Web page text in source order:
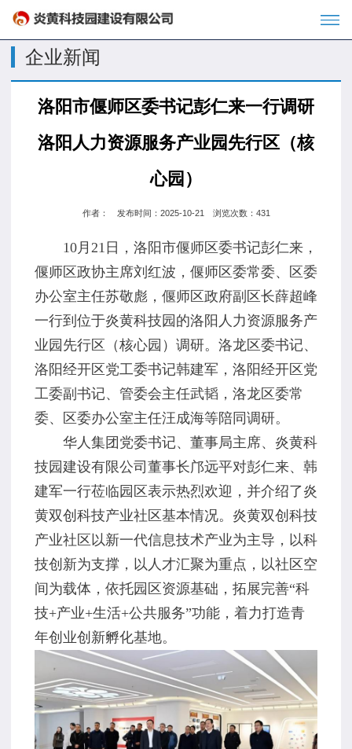
企业新闻
洛阳市偃师区委书记彭仁来一行调研
洛阳人力资源服务产业园先行区（核
心园）
作者： 发布时间：2025-10-21 浏览次数：431
10月21日，洛阳市偃师区委书记彭仁来，
偃师区政协主席刘红波，偃师区委常委、区委
办公室主任苏敬彪，偃师区政府副区长薛超峰
一行到位于炎黄科技园的洛阳人力资源服务产
业园先行区（核心园）调研。洛龙区委书记、
洛阳经开区党工委书记韩建军，洛阳经开区党
工委副书记、管委会主任武韬，洛龙区委常
委、区委办公室主任汪成海等陪同调研。
华人集团党委书记、董事局主席、炎黄科
技园建设有限公司董事长邝远平对彭仁来、韩
建军一行莅临园区表示热烈欢迎，并介绍了炎
黄双创科技产业社区基本情况。炎黄双创科技
产业社区以新一代信息技术产业为主导，以科
技创新为支撑，以人才汇聚为重点，以社区空
间为载体，依托园区资源基础，拓展完善“科
技+产业+生活+公共服务”功能，着力打造青
年创业创新孵化基地。